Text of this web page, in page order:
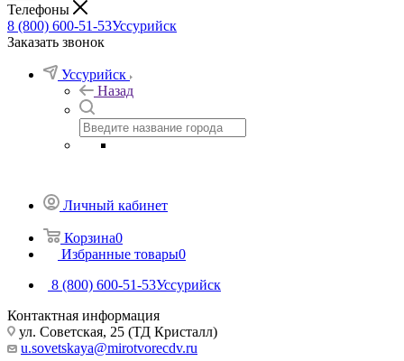
Телефоны
8 (800) 600-51-53Уссурийск
Заказать звонок
Уссурийск
Назад
Личный кабинет
Корзина0
Избранные товары0
8 (800) 600-51-53Уссурийск
Контактная информация
ул. Советская, 25 (ТД Кристалл)
u.sovetskaya@mirotvorecdv.ru